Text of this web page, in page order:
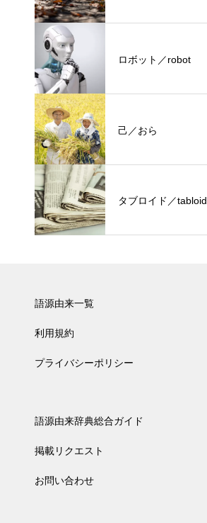
ロボット／robot
己／おら
タブロイド／tabloid
語源由来一覧
利用規約
プライバシーポリシー
語源由来辞典総合ガイド
掲載リクエスト
お問い合わせ